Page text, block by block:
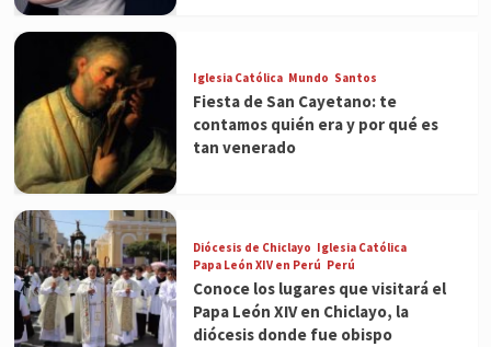
Iglesia Católica Mundo Santos
Fiesta de San Cayetano: te
contamos quién era y por qué es
tan venerado
Diócesis de Chiclayo Iglesia Católica
Papa León XIV en Perú Perú
Conoce los lugares que visitará el
Papa León XIV en Chiclayo, la
diócesis donde fue obispo